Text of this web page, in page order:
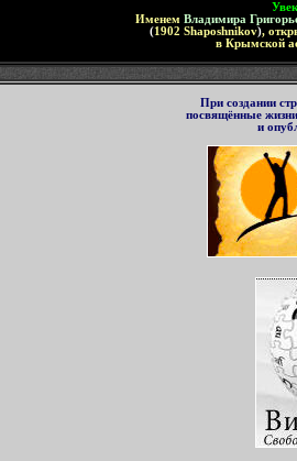
Именем Владимира
(1902 Shaposhnikov),
в Крымской
При создании
посвящённые
и